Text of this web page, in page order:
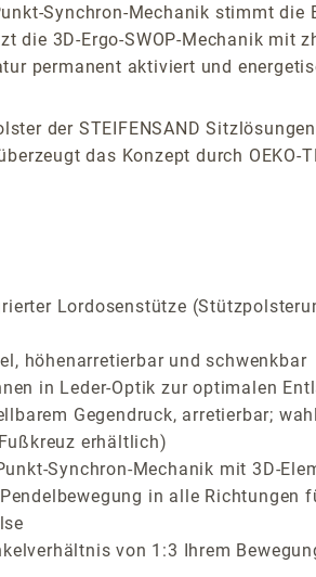
Synchron-Mechanik stimmt
3D-Ergo-SWOP-Mechanik mit
permanent aktiviert und
der STEIFENSAND
das Konzept durch OEKO-
Lordosenstütze
höhenarretierbar und schwenkbar
in Leder-Optik zur optimalen
Gegendruck, arretierbar;
erhältlich)
Synchron-Mechanik mit 3D-
in alle Richtungen
von 1:3 Ihrem